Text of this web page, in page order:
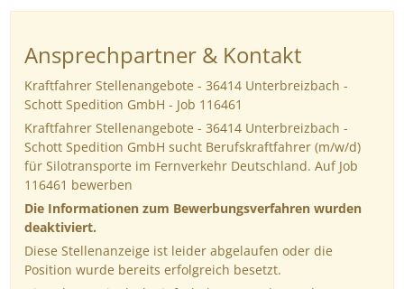
Ansprechpartner & Kontakt
Kraftfahrer Stellenangebote - 36414 Unterbreizbach -
Schott Spedition GmbH - Job 116461
Kraftfahrer Stellenangebote - 36414 Unterbreizbach -
Schott Spedition GmbH sucht Berufskraftfahrer (m/w/d)
für Silotransporte im Fernverkehr Deutschland. Auf Job
116461 bewerben
Die Informationen zum Bewerbungsverfahren wurden
deaktiviert.
Diese Stellenanzeige ist leider abgelaufen oder die
Position wurde bereits erfolgreich besetzt.